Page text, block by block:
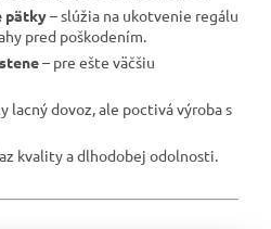
pätky– slúžia na ukotvenie regálu
pred poškodením.
– pre ešte väčšiu
lacný dovoz, ale poctivá výroba s
kvality a dlhodobej odolnosti.